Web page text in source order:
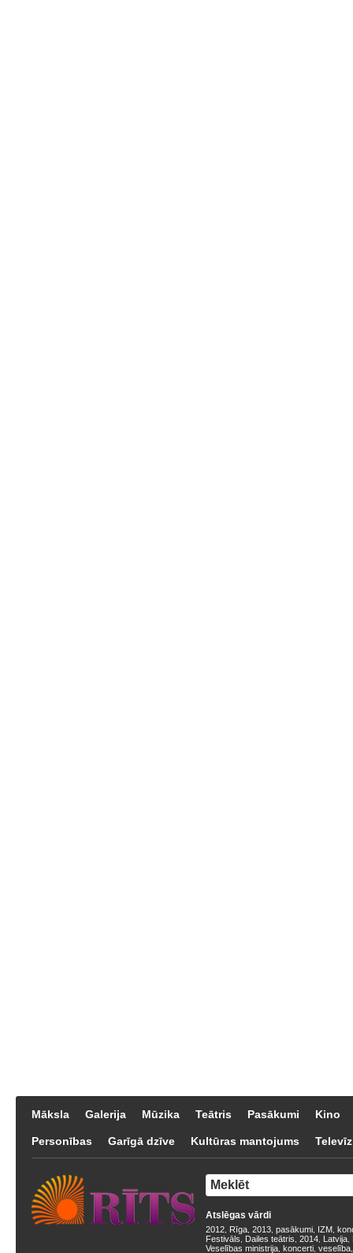
Māksla Galerija Mūzika Teātris Pasākumi Kino
Personības Garīgā dzīve Kultūras mantojums
Atslēgas vārdi
2012 Rīga 2013 pasākumi IZM
Festivāls
Dailes teātris 2014 Latvija
Veselības ministrija koncerti veselība